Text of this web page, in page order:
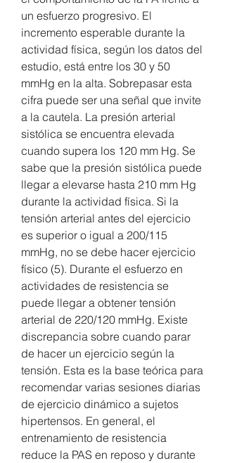
un esfuerzo progresivo. El
incremento esperable durante la
actividad física, según los datos del
estudio, está entre los 30 y 50
mmHg en la alta. Sobrepasar esta
cifra puede ser una señal que invite
a la cautela. La presión arterial
sistólica se encuentra elevada
cuando supera los 120 mm Hg. Se
sabe que la presión sistólica puede
llegar a elevarse hasta 210 mm Hg
durante la actividad física. Si la
tensión arterial antes del ejercicio
es superior o igual a 200/115
mmHg, no se debe hacer ejercicio
físico (5). Durante el esfuerzo en
actividades de resistencia se
puede llegar a obtener tensión
arterial de 220/120 mmHg. Existe
discrepancia sobre cuando parar
de hacer un ejercicio según la
tensión. Esta es la base teórica para
recomendar varias sesiones diarias
de ejercicio dinámico a sujetos
hipertensos. En general, el
entrenamiento de resistencia
reduce la PAS en reposo y durante